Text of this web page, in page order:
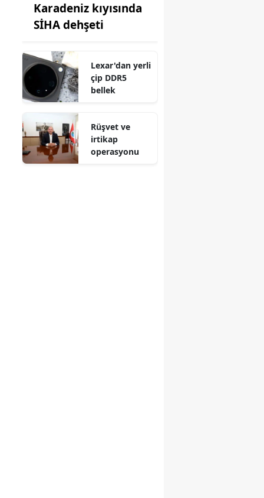
Karadeniz kıyısında
SİHA dehşeti
Lexar'dan yerli
çip DDR5
bellek
Rüşvet ve
irtikap
operasyonu